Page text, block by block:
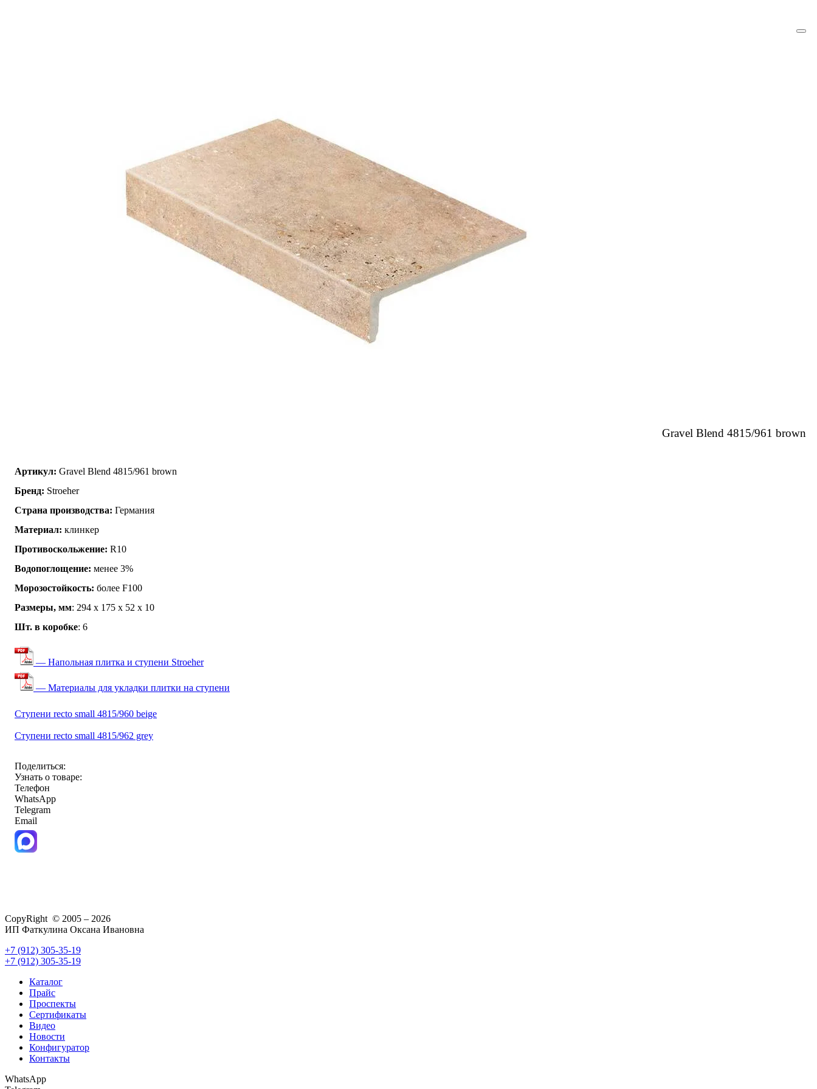
Gravel Blend 4815/961 brown
Артикул: Gravel Blend 4815/961 brown
Бренд: Stroeher
Страна производства: Германия
Материал: клинкер
Противоскольжение: R10
Водопоглощение: менее 3%
Морозостойкость: более F100
Размеры, мм: 294 x 175 x 52 x 10
Шт. в коробке: 6
— Напольная плитка и ступени Stroeher
— Материалы для укладки плитки на ступени
Ступени recto small 4815/960 beige
Ступени recto small 4815/962 grey
Поделиться:
Узнать о товаре:
Телефон
WhatsApp
Telegram
Email
CopyRight © 2005 – 2026
ИП Фаткулина Оксана Ивановна
+7 (912) 305-35-19
+7 (912) 305-35-19
Каталог
Прайс
Проспекты
Сертификаты
Видео
Новости
Конфигуратор
Контакты
WhatsApp